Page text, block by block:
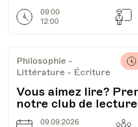
Horarires
09:00
12:00
Philosophie -
Littérature - Écriture
Vous aimez lire?
notre club de
09.09.2026